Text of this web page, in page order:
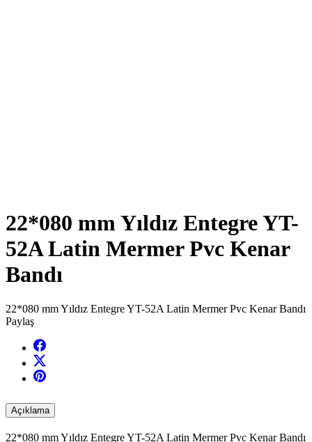
22*080 mm Yıldız Entegre YT-
52A Latin Mermer Pvc Kenar
Bandı
22*080 mm Yıldız Entegre YT-52A Latin Mermer Pvc Kenar Bandı
Paylaş
Açıklama
22*080 mm Yıldız Entegre YT-52A Latin Mermer Pvc Kenar Bandı